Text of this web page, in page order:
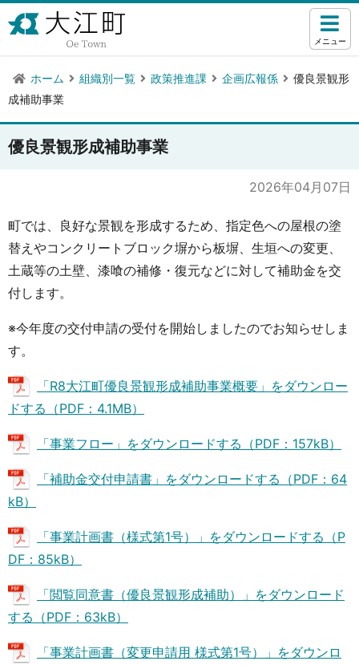
メニュー
ホーム 組織別一覧 政策推進課 企画広報係
優良景観形
成補助事業
優良景観形成補助事業
2026年04月07日
町では、良好な景観を形成するため、指定色への屋根の塗
替えやコンクリートブロック塀から板塀、生垣への変更、
土蔵等の土壁、漆喰の補修・復元などに対して補助金を交
付します。
※今年度の交付申請の受付を開始しましたのでお知らせしま
す。
「R8大江町優良景観形成補助事業概要」をダウンロー
ドする（PDF：4.1MB）
「事業フロー」をダウンロードする（PDF：157kB）
「補助金交付申請書」をダウンロードする（PDF：64
kB）
「事業計画書（様式第1号）」をダウンロードする（P
DF：85kB）
「閲覧同意書（優良景観形成補助）」をダウンロード
する（PDF：63kB）
「事業計画書（変更申請用 様式第1号）」をダウンロ